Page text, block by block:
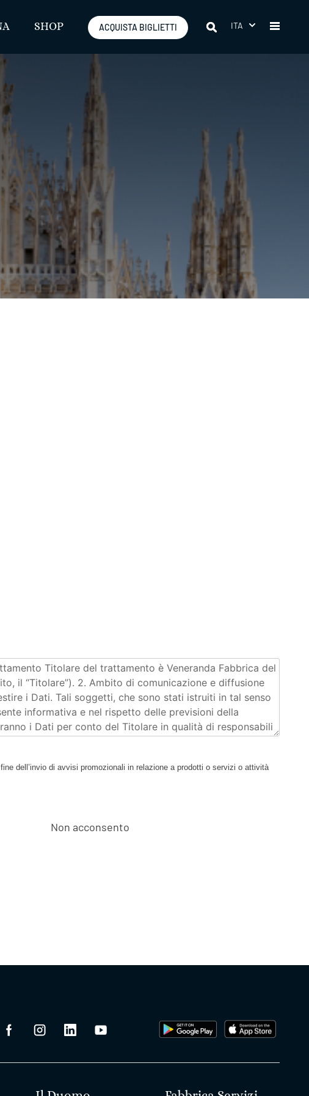
SHOP ACQUISTA BIGLIETTI ITA
dell’invio di avvisi promozionali in relazione a prodotti o servizi o attività
Non acconsento